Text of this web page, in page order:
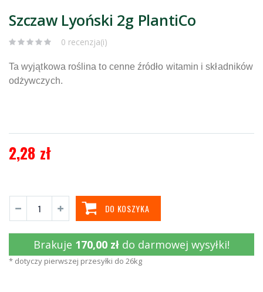
Szczaw Lyoński 2g PlantiCo
0 recenzja(i)
Ta wyjątkowa roślina to cenne źródło witamin i składników
odżywczych.
2,28 zł
DO KOSZYKA
Brakuje 170,00 zł do darmowej wysyłki!
* dotyczy pierwszej przesyłki do 26kg